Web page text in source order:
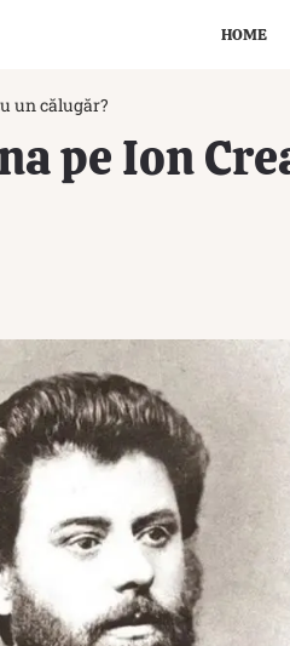
HOME
un călugăr?
pe Ion